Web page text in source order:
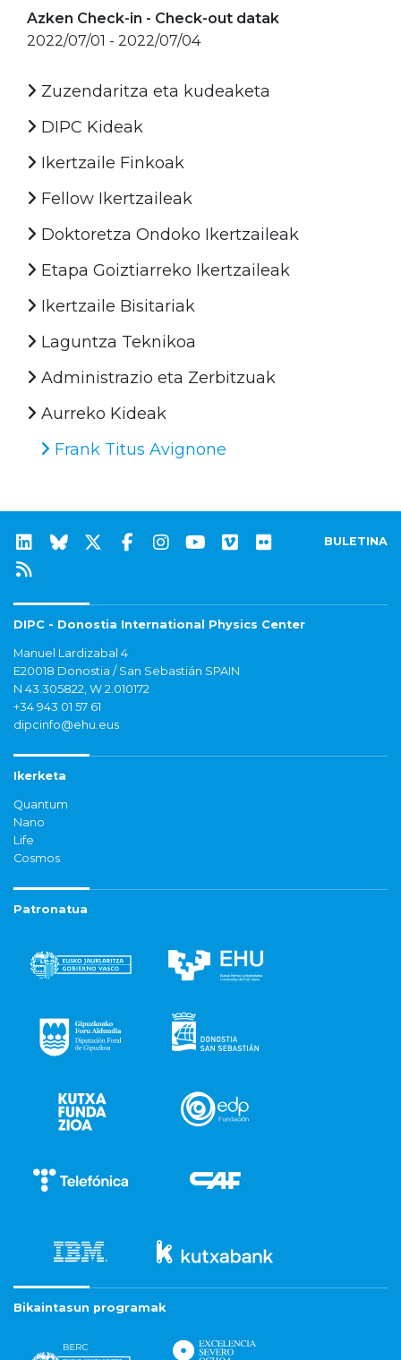
Azken Check-in - Check-out datak
2022/07/01 - 2022/07/04
Zuzendaritza eta kudeaketa
DIPC Kideak
Ikertzaile Finkoak
Fellow Ikertzaileak
Doktoretza Ondoko Ikertzaileak
Etapa Goiztiarreko Ikertzaileak
Ikertzaile Bisitariak
Laguntza Teknikoa
Administrazio eta Zerbitzuak
Aurreko Kideak
Frank Titus Avignone
BULETINA
DIPC - Donostia International Physics Center
Manuel Lardizabal 4
E20018 Donostia / San Sebastián SPAIN
N 43.305822, W 2.010172
+34 943 01 57 61
dipcinfo@ehu.eus
Ikerketa
Quantum
Nano
Life
Cosmos
Patronatua
Bikaintasun programak